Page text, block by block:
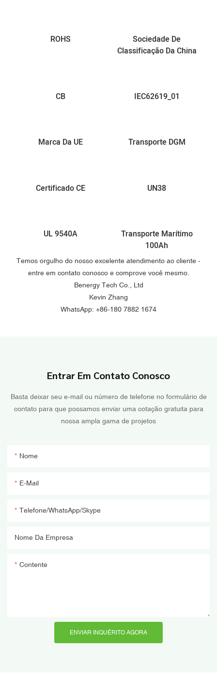
ROHS
Sociedade De
Classificação Da China
CB IEC62619_01
Marca Da UE Transporte DGM
Certificado CE UN38
UL 9540A
Transporte Marítimo
100Ah
Temos orgulho do nosso excelente atendimento ao cliente -
entre em contato conosco e comprove você mesmo.
Benergy Tech Co., Ltd
Kevin Zhang
WhatsApp: +86-180 7882 1674
Entrar Em Contato Conosco
Basta deixar seu e-mail ou número de telefone no formulário de
contato para que possamos enviar uma cotação gratuita para
nossa ampla gama de projetos
Nome
E-Mail
Telefone/WhatsApp/Skype
Nome Da Empresa
Contente
ENVIAR INQUÉRITO AGORA